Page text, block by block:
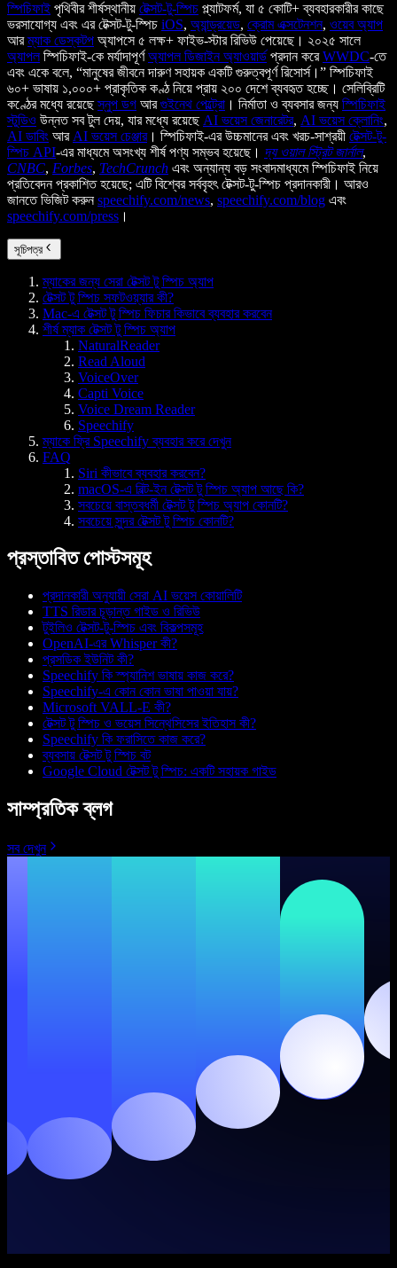
স্পিচিফাই পৃথিবীর শীর্ষস্থানীয় টেক্সট-টু-স্পিচ প্ল্যাটফর্ম, যা ৫ কোটি+ ব্যবহারকারীর কাছে
ভরসাযোগ্য এবং এর টেক্সট-টু-স্পিচ iOS, অ্যান্ড্রয়েড, ক্রোম এক্সটেনশন, ওয়েব অ্যাপ
আরম্যাক ডেস্কটপ অ্যাপসে ৫ লক্ষ+ ফাইভ-স্টার রিভিউ পেয়েছে। ২০২৫ সালে
অ্যাপলস্পিচিফাই-কে মর্যাদাপূর্ণঅ্যাপল ডিজাইন অ্যাওয়ার্ড প্রদান করেWWDC-তে
এবং একে বলে, “মানুষের জীবনে দারুণ সহায়ক একটি গুরুত্বপূর্ণ রিসোর্স।” স্পিচিফাই
৬০+ ভাষায় ১,০০০+ প্রাকৃতিক কণ্ঠ নিয়ে প্রায় ২০০ দেশে ব্যবহৃত হচ্ছে। সেলিব্রিটি
কণ্ঠের মধ্যে রয়েছেস্নুপ ডগ আরগুইনেথ পেল্ট্রো । নির্মাতা ও ব্যবসার জন্য স্পিচিফাই
স্টুডিও উন্নত সব টুল দেয়, যার মধ্যে রয়েছে AI ভয়েস জেনারেটর, AI ভয়েস ক্লোনিং,
AI ডাবিং আর AI ভয়েস চেঞ্জার। স্পিচিফাই-এর উচ্চমানের এবং খরচ-সাশ্রয়ী টেক্সট-টু-
স্পিচ API-এর মাধ্যমে অসংখ্য শীর্ষ পণ্য সম্ভব হয়েছে। দ্য ওয়াল স্ট্রিট জার্নাল,
CNBC, Forbes, TechCrunch এবং অন্যান্য বড় সংবাদমাধ্যমে স্পিচিফাই নিয়ে
প্রতিবেদন প্রকাশিত হয়েছে; এটি বিশ্বের সর্ববৃহৎ টেক্সট-টু-স্পিচ প্রদানকারী। আরও
জানতে ভিজিট করুনspeechify.com/news, speechify.com/blog এবং
speechify.com/press ।
সূচিপত্র
ম্যাকের জন্য সেরা টেক্সট টু স্পিচ অ্যাপ
টেক্সট টু স্পিচ সফটওয়্যার কী?
Mac-এ টেক্সট টু স্পিচ ফিচার কিভাবে ব্যবহার করবেন
শীর্ষ ম্যাক টেক্সট টু স্পিচ অ্যাপ
NaturalReader
Read Aloud
VoiceOver
Capti Voice
Voice Dream Reader
Speechify
ম্যাকে ফ্রি Speechify ব্যবহার করে দেখুন
FAQ
Siri কীভাবে ব্যবহার করবেন?
macOS-এ বিল্ট-ইন টেক্সট টু স্পিচ অ্যাপ আছে কি?
সবচেয়ে বাস্তবধর্মী টেক্সট টু স্পিচ অ্যাপ কোনটি?
সবচেয়ে সুন্দর টেক্সট টু স্পিচ কোনটি?
প্রস্তাবিত পোস্টসমূহ
প্রদানকারী অনুযায়ী সেরা AI ভয়েস কোয়ালিটি
TTS রিডার চূড়ান্ত গাইড ও রিভিউ
টুইলিও টেক্সট-টু-স্পিচ এবং বিকল্পসমূহ
OpenAI-এর Whisper কী?
প্রসডিক ইউনিট কী?
Speechify কি স্প্যানিশ ভাষায় কাজ করে?
Speechify-এ কোন কোন ভাষা পাওয়া যায়?
Microsoft VALL-E কী?
টেক্সট টু স্পিচ ও ভয়েস সিন্থেসিসের ইতিহাস কী?
Speechify কি ফরাসিতে কাজ করে?
ব্যবসায় টেক্সট টু স্পিচ বট
Google Cloud টেক্সট টু স্পিচ: একটি সহায়ক গাইড
সাম্প্রতিক ব্লগ
সব দেখুন